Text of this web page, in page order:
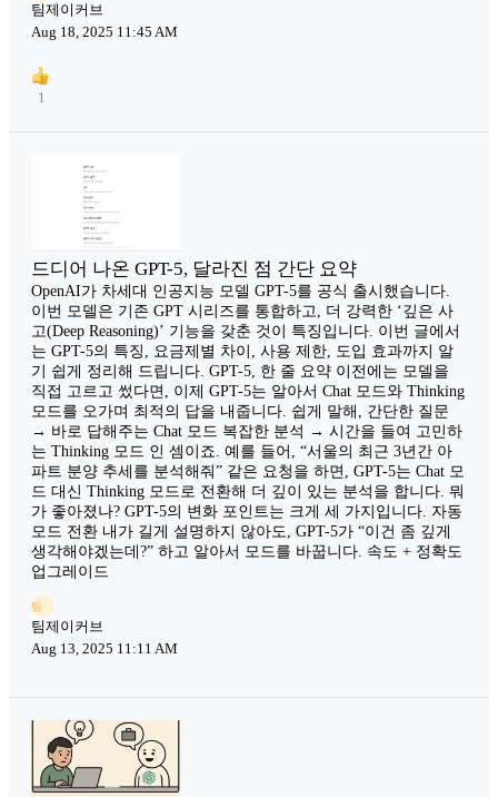
팀제이커브
Aug 18, 2025 11:45 AM
1
드디어 나온 GPT-5, 달라진 점 간단 요약
OpenAI가 차세대 인공지능 모델 GPT-5를 공식 출시했습니다.
이번 모델은 기존 GPT 시리즈를 통합하고, 더 강력한 ‘깊은 사
고(Deep Reasoning)’ 기능을 갖춘 것이 특징입니다. 이번 글에서
는 GPT-5의 특징, 요금제별 차이, 사용 제한, 도입 효과까지 알
기 쉽게 정리해 드립니다. GPT-5, 한 줄 요약 이전에는 모델을
직접 고르고 썼다면, 이제 GPT-5는 알아서 Chat 모드와 Thinking
모드를 오가며 최적의 답을 내줍니다. 쉽게 말해, 간단한 질문
→ 바로 답해주는 Chat 모드 복잡한 분석 → 시간을 들여 고민하
는 Thinking 모드 인 셈이죠. 예를 들어, “서울의 최근 3년간 아
파트 분양 추세를 분석해줘” 같은 요청을 하면, GPT-5는 Chat 모
드 대신 Thinking 모드로 전환해 더 깊이 있는 분석을 합니다. 뭐
가 좋아졌나? GPT-5의 변화 포인트는 크게 세 가지입니다. 자동
모드 전환 내가 길게 설명하지 않아도, GPT-5가 “이건 좀 깊게
생각해야겠는데?” 하고 알아서 모드를 바꿉니다. 속도 + 정확도
업그레이드
팀
팀제이커브
Aug 13, 2025 11:11 AM